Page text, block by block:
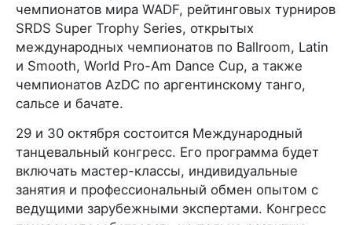
чемпионатов мира WADF, рейтинговых турниров
SRDS Super Trophy Series, открытых
международных чемпионатов по Ballroom, Latin
и Smooth, World Pro-Am Dance Cup, а также
чемпионатов AzDC по аргентинскому танго,
сальсе и бачате.
29 и 30 октября состоится Международный
танцевальный конгресс. Его программа будет
включать мастер-классы, индивидуальные
занятия и профессиональный обмен опытом с
ведущими зарубежными экспертами. Конгресс